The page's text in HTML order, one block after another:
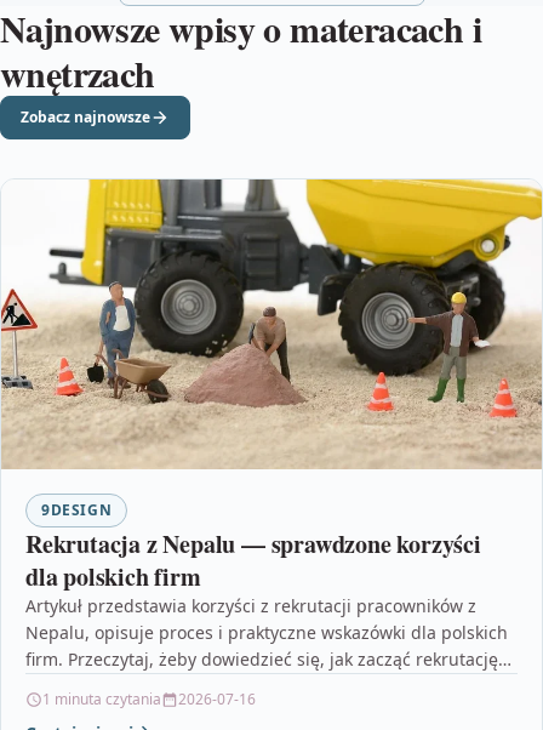
Najnowsze wpisy o materacach i
wnętrzach
Zobacz najnowsze
9DESIGN
Rekrutacja z Nepalu — sprawdzone korzyści
dla polskich firm
Artykuł przedstawia korzyści z rekrutacji pracowników z
Nepalu, opisuje proces i praktyczne wskazówki dla polskich
firm. Przeczytaj, żeby dowiedzieć się, jak zacząć rekrutację
1 minuta czytania 2026-07-16